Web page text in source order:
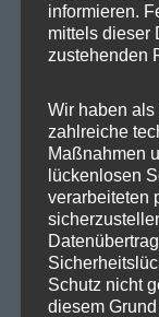
Wichtige
SPD in
Kategorien
Aktuelles
informieren.
mittels dieser
zustehenden
Wir haben als
zahlreiche
Maßnahmen
lückenlosen
verarbeiteten
Schutz nicht
diesem